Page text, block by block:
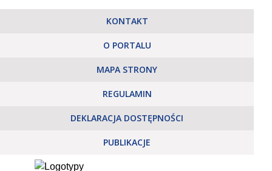
KONTAKT
O PORTALU
MAPA STRONY
REGULAMIN
DEKLARACJA DOSTĘPNOŚCI
PUBLIKACJE